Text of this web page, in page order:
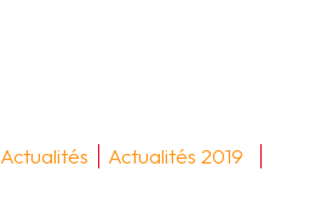
Actualités
Actualités 2019